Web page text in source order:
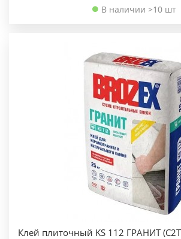
В наличии >10 шт
Клей плиточный KS 112 ГРАНИТ